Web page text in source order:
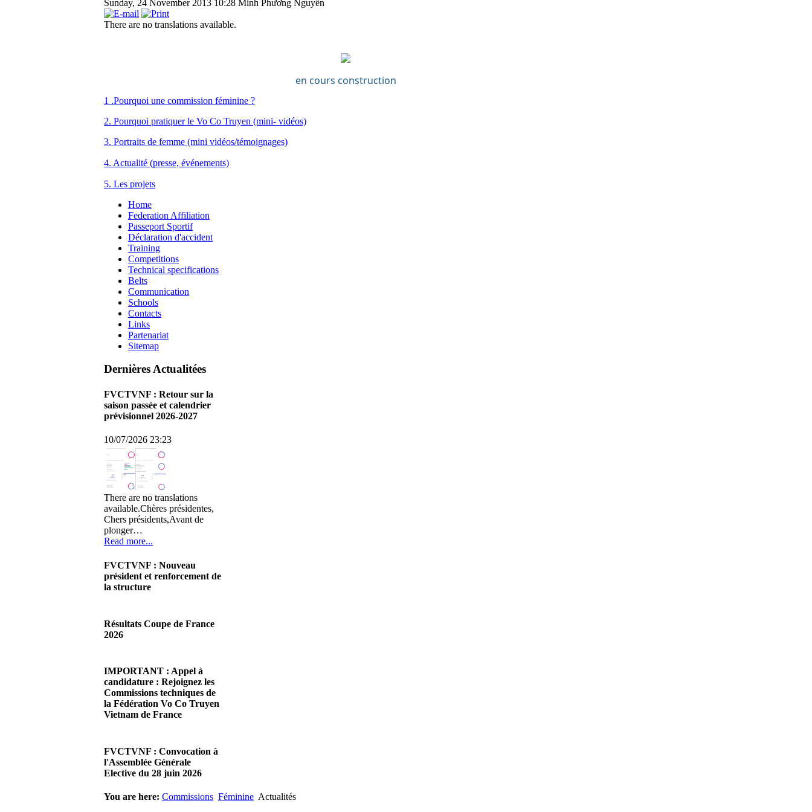
Sunday, 24 November 2013 10:28 Minh Phương Nguyễn
There are no translations available.
en cours construction
1 .Pourquoi une commission féminine ?
2. Pourquoi pratiquer le Vo Co Truyen (mini- vidéos)
3. Portraits de femme (mini vidéos/témoignages)
4. Actualité (presse, événements)
5. Les projets
Home
Federation Affiliation
Passeport Sportif
Déclaration d'accident
Training
Competitions
Technical specifications
Belts
Communication
Schools
Contacts
Links
Partenariat
Sitemap
Dernières Actualitées
FVCTVNF : Retour sur la
saison passée et calendrier
prévisionnel 2026-2027
10/07/2026 23:23
There are no translations
available.Chères présidentes,
Chers présidents,Avant de
plonger…
Read more...
FVCTVNF : Nouveau
président et renforcement de
la structure
There are no translations
available.Chères Présidentes,
Read more...
Résultats Coupe de France
2026
There are no translations
available.Cliquez sur ce lien
pour accéder aux résultats
Read more...
IMPORTANT : Appel à
candidature : Rejoignez les
Commissions techniques de
la Fédération Vo Co Truyen
Vietnam de France
There are no translations
available.Madame la
Présidente, Monsieur le
Read more...
FVCTVNF : Convocation à
l'Assemblée Générale
Elective du 28 juin 2026
23/05/2026 23:00
You are here: Commissions Féminine Actualités